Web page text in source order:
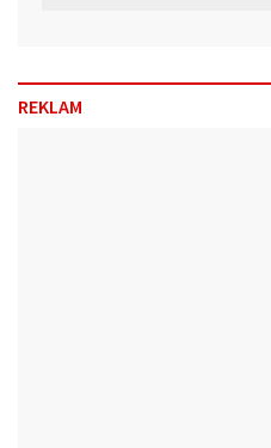
REKLAM